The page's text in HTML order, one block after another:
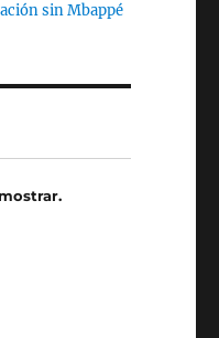
sin Mbappé